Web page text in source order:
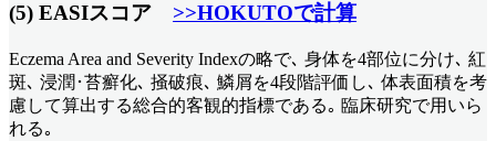
(5) EASIスコア >>HOKUTOで計算
Eczema Area and Severity Indexの略で､ 身体を4部位に分け､ 紅
斑､ 浸潤･苔癬化､ 掻破痕､ 鱗屑を4段階評価し､ 体表面積を考
慮して算出する総合的客観的指標である｡ 臨床研究で用いら
れる｡